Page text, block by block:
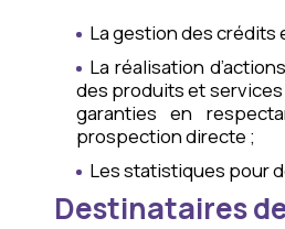
La gestion des crédits
La réalisation
des produits et
garanties en
prospection directe ;
Les statistiques pour
Destinataires